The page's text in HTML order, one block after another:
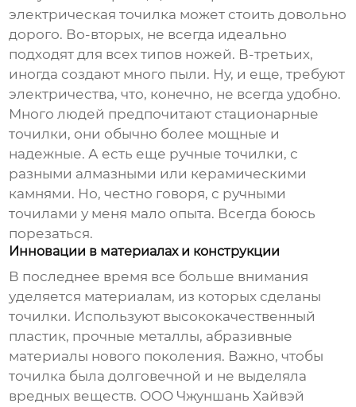
электрическая точилка может стоить довольно
дорого. Во-вторых, не всегда идеально
подходят для всех типов ножей. В-третьих,
иногда создают много пыли. Ну, и еще, требуют
электричества, что, конечно, не всегда удобно.
Много людей предпочитают стационарные
точилки, они обычно более мощные и
надежные. А есть еще ручные точилки, с
разными алмазными или керамическими
камнями. Но, честно говоря, с ручными
точилами у меня мало опыта. Всегда боюсь
порезаться.
Инновации в материалах и конструкции
В последнее время все больше внимания
уделяется материалам, из которых сделаны
точилки. Используют высококачественный
пластик, прочные металлы, абразивные
материалы нового поколения. Важно, чтобы
точилка была долговечной и не выделяла
вредных веществ. ООО Чжуншань Хайвэй